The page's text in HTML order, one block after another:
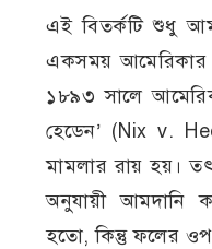
এই বিতর্কটি শুধু
একসময় আমেরিকার
১৮৯৩ সালে
হেডেন’ (Nix v.
মামলার রায় হয়।
অনুযায়ী আমদানি
হতো, কিন্তু ফলের